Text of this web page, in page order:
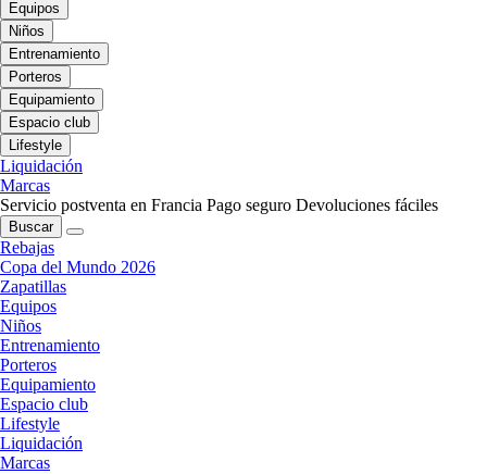
Equipos
Niños
Entrenamiento
Porteros
Equipamiento
Espacio club
Lifestyle
Liquidación
Marcas
Servicio postventa en Francia Pago seguro Devoluciones fáciles
Buscar
Rebajas
Copa del Mundo 2026
Zapatillas
Equipos
Niños
Entrenamiento
Porteros
Equipamiento
Espacio club
Lifestyle
Liquidación
Marcas